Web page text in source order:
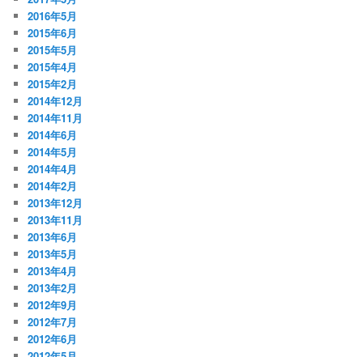
2016年5月
2015年6月
2015年5月
2015年4月
2015年2月
2014年12月
2014年11月
2014年6月
2014年5月
2014年4月
2014年2月
2013年12月
2013年11月
2013年6月
2013年5月
2013年4月
2013年2月
2012年9月
2012年7月
2012年6月